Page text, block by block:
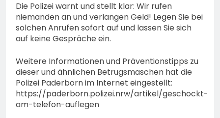
Die Polizei warnt und stellt klar: Wir rufen
niemanden an und verlangen Geld! Legen Sie bei
solchen Anrufen sofort auf und lassen Sie sich
auf keine Gespräche ein.
Weitere Informationen und Präventionstipps zu
dieser und ähnlichen Betrugsmaschen hat die
Polizei Paderborn im Internet eingestellt:
https://paderborn.polizei.nrw/artikel/geschockt-
am-telefon-auflegen